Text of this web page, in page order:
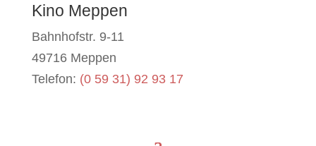
Kino Meppen
Bahnhofstr. 9-11
49716 Meppen
Telefon: (0 59 31) 92 93 17